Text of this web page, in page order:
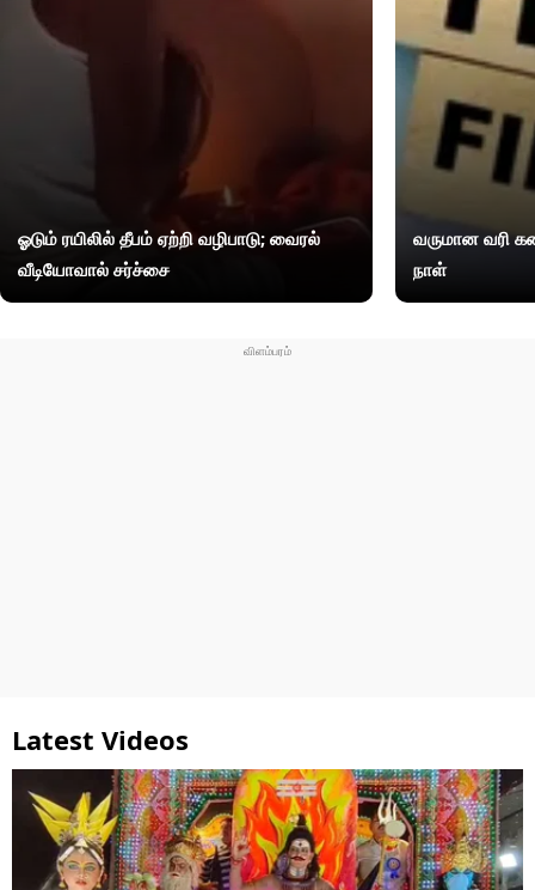
ஓடும் ரயிலில் தீபம் ஏற்றி வழிபாடு; வைரல்
வீடியோவால் சர்ச்சை
வருமான வரி
நாள்
Latest Videos